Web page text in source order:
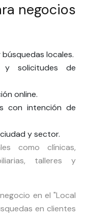
negocios
locales.
y solicitudes de
online.
con intención de
y sector.
como clínicas,
talleres y
en el "Local
en clientes